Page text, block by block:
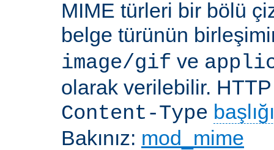
MIME türleri bir bölü
belge türünün
image/gif ve
olarak verilebilir.
Content-Type
Bakınız: mod_mime